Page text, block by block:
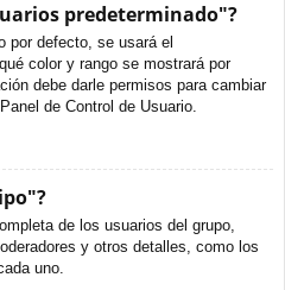
predeterminado"?
por defecto, se usará el
color y rango se mostrará por
debe darle permisos para cambiar
de Control de Usuario.
de los usuarios del grupo,
y otros detalles, como los
uno.